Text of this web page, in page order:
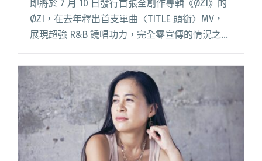
即將於 7 月 10 日發行首張全創作專輯《ØZI》的
ØZI，在去年釋出首支單曲〈TITLE 頭銜〉MV，
展現超強 R&B 饒唱功力，完全零宣傳的情況之
下，點閱率超過 42 萬；隨後再推出〈PARADISE
ISLAND 天堂島〉閱讀全文 "詞曲創作MV拍攝一
手包辦 全方位鬼才ØZI即將強勢出輯"